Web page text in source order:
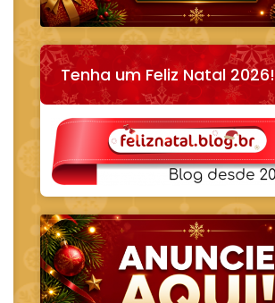
Tenha um Feliz Natal 2026!